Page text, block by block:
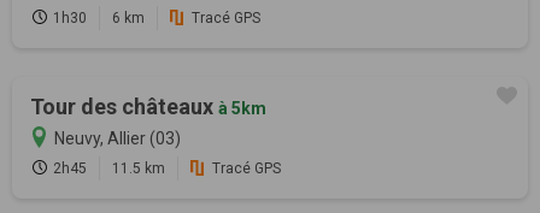
1h30 6 km Tracé GPS
Tour des châteaux à 5km
Neuvy, Allier (03)
2h45 11.5 km Tracé GPS